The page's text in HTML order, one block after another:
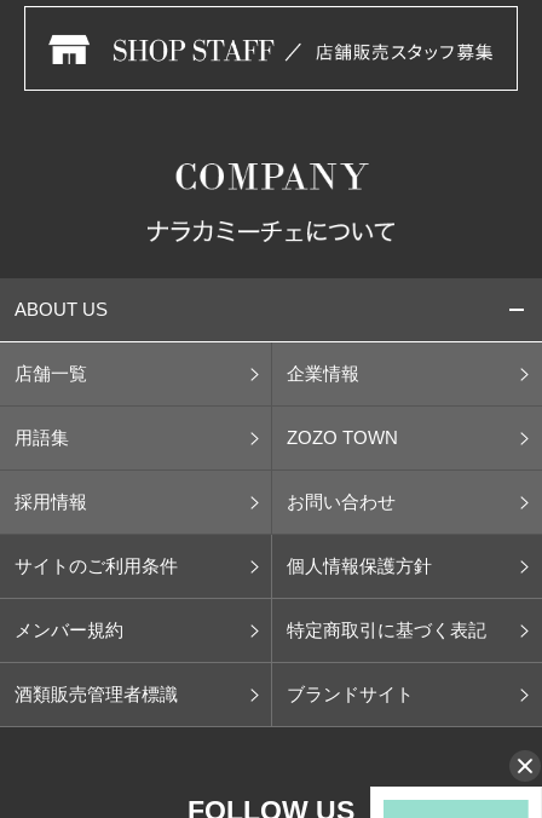
ABOUT US
店舗一覧 企業情報
用語集 ZOZO TOWN
採用情報 お問い合わせ
サイトのご利用条件 個人情報保護方針
メンバー規約 特定商取引に基づく表記
酒類販売管理者標識 ブランドサイト
FOLLOW US